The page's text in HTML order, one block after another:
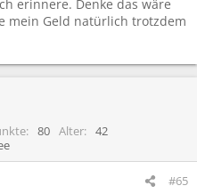
erinnere. Denke das wäre
mein Geld natürlich trotzdem
80 Alter
42
#65